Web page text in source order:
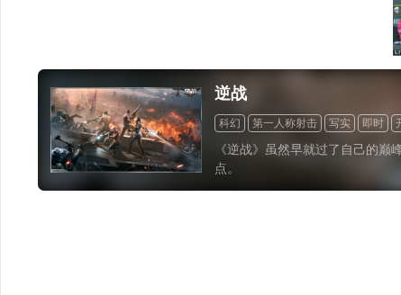
逆战
科幻 第一人称射击 写实 即时
《逆战》虽然早就过了自己的
点。